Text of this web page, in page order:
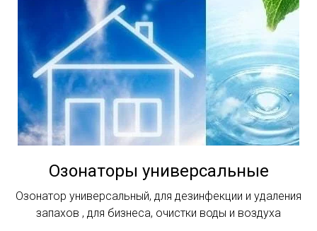
Озонаторы универсальные
Озонатор универсальный, для дезинфекции и удаления
запахов , для бизнеса, очистки воды и воздуха